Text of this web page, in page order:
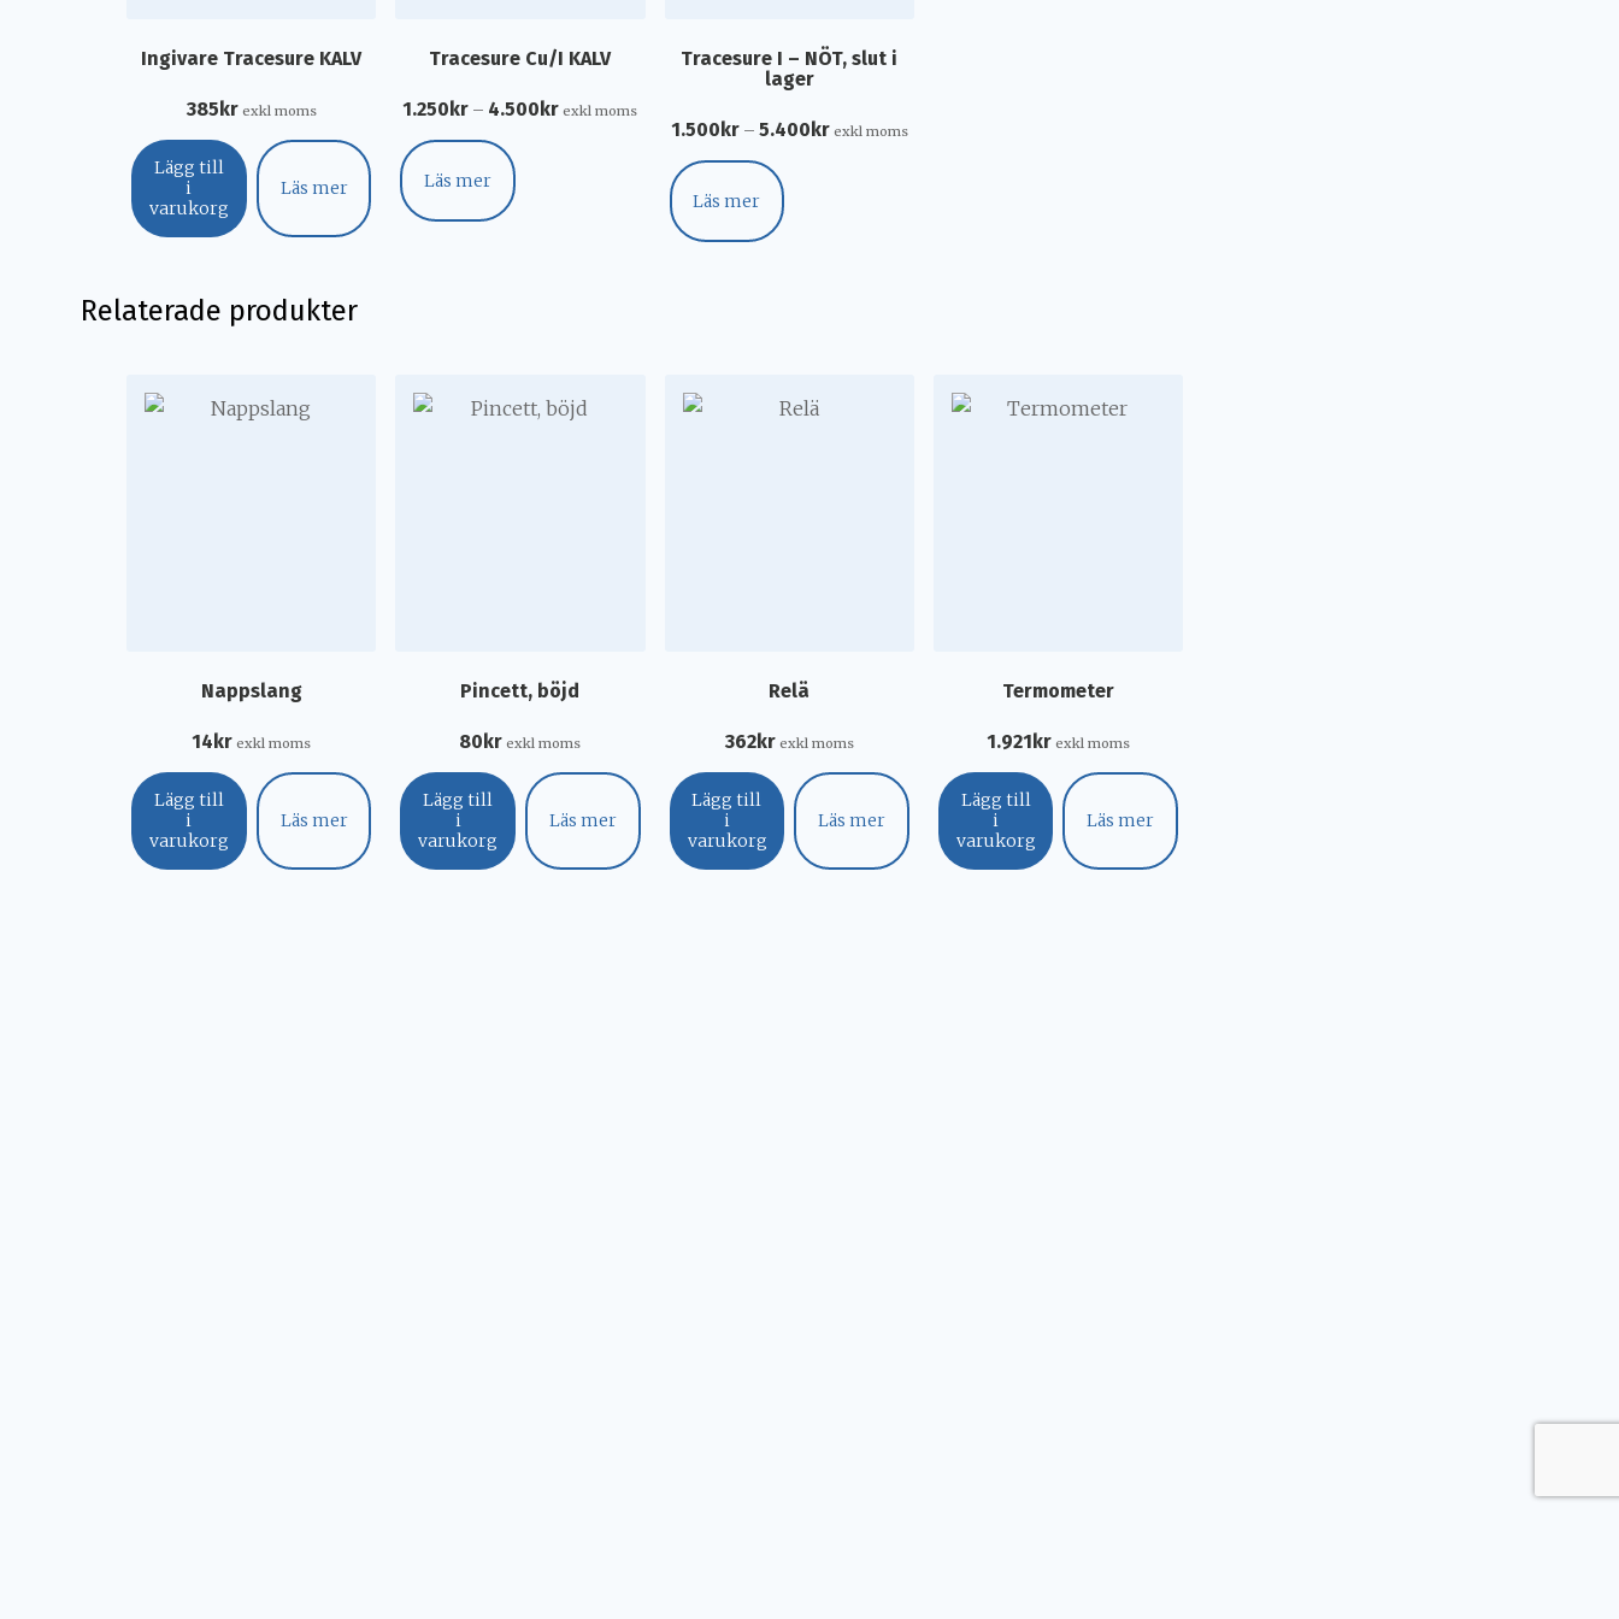
Ingivare Tracesure KALV
385 kr exkl moms
Lägg till
i
varukorg
Läs mer
Tracesure Cu/I KALV
1.250 kr – 4.500 kr exkl moms
Läs mer
Tracesure I – NÖT, slut i
lager
1.500 kr – 5.400 kr exkl moms
Läs mer
Relaterade produkter
Nappslang
14kr exkl moms
Lägg till
i
varukorg
Läs mer
Pincett, böjd
80kr exkl moms
Lägg till
i
varukorg
Läs mer
Relä
362kr exkl moms
Lägg till
i
varukorg
Läs mer
Termometer
1.921kr exkl moms
Lägg till
i
varukorg
Läs mer